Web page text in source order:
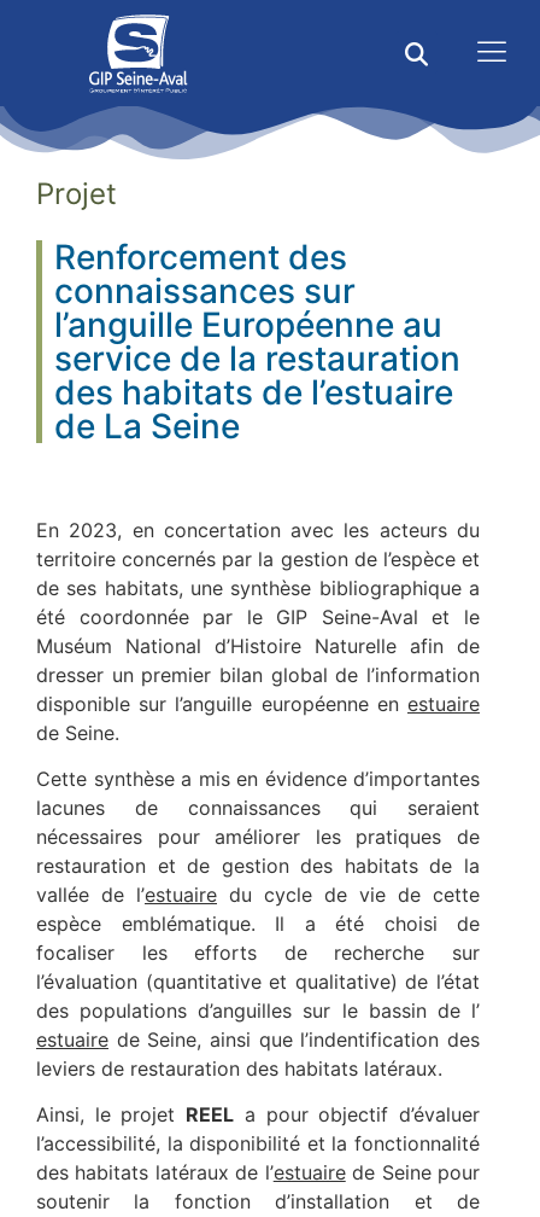
Projet
Renforcement des
connaissances sur
l’anguille Européenne au
service de la restauration
des habitats de l’estuaire
de La Seine
En 2023, en concertation avec les acteurs du
territoire concernés par la gestion de l’espèce et
de ses habitats, une synthèse bibliographique a
été coordonnée par le GIP Seine-Aval et le
Muséum National d’Histoire Naturelle afin de
dresser un premier bilan global de l’information
disponible sur l’anguille européenne en estuaire
de Seine.
Cette synthèse a mis en évidence d’importantes
lacunes de connaissances qui seraient
nécessaires pour améliorer les pratiques de
restauration et de gestion des habitats de la
vallée de l’estuaire du cycle de vie de cette
espèce emblématique. Il a été choisi de
focaliser les efforts de recherche sur
l’évaluation (quantitative et qualitative) de l’état
des populations d’anguilles sur le bassin de l’
estuaire de Seine, ainsi que l’indentification des
leviers de restauration des habitats latéraux.
Ainsi, le projet REEL a pour objectif d’évaluer
l’accessibilité, la disponibilité et la fonctionnalité
des habitats latéraux de l’estuairede Seine pour
soutenir la fonction d’installation et de